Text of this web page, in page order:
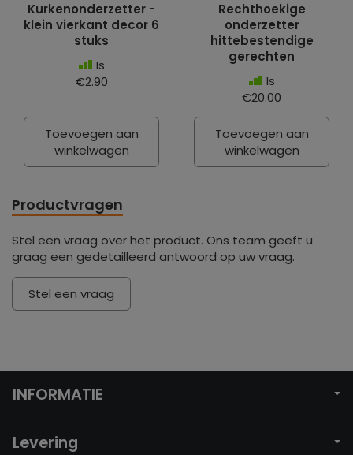
Kurkenonderzetter -
klein vierkant decor 6
stuks
Is
€2.90
Toevoegen aan
winkelwagen
Rechthoekige
onderzetter
hittebestendige
gerechten
Is
€20.00
Toevoegen aan
winkelwagen
Productvragen
Stel een vraag over het product. Ons team geeft u
graag een gedetailleerd antwoord op uw vraag.
Stel een vraag
INFORMATIE
Levering